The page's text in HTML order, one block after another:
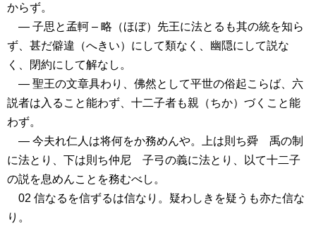
からず。
― 子思と孟軻 – 略（ほぼ）先王に法とるも其の統を知ら
ず、甚だ僻違（へきい）にして類なく、幽隠にして説な
く、閉約にして解なし。
― 聖王の文章具わり、佛然として平世の俗起こらば、六
説者は入ること能わず、十二子者も親（ちか）づくこと能
わず。
― 今夫れ仁人は将何をか務めんや。上は則ち舜 禹の制
に法とり、下は則ち仲尼 子弓の義に法とり、以て十二子
の説を息めんことを務むべし。
02 信なるを信ずるは信なり。疑わしきを疑うも亦た信な
り。